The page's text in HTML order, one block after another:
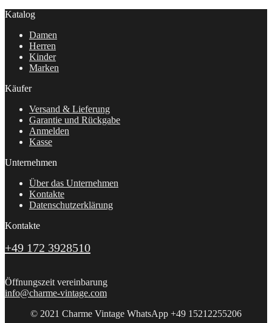
Katalog
Damen
Herren
Kinder
Marken
Käufer
Versand & Lieferung
Garantie und Rückgabe
Anmelden
Kasse
Unternehmen
Über das Unternehmen
Kontakte
Datenschutzerklärung
Kontakte
+49 172 3928510
Öffnungszeit vereinbarung
info@charme-vintage.com
© 2021 Charme Vintage WhatsApp +49 15212255206